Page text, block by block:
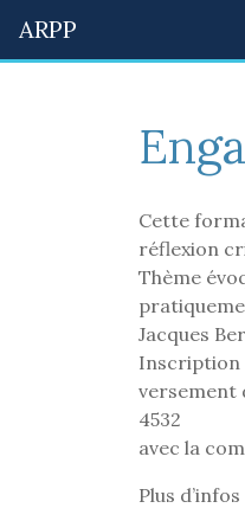
ARPP
Cette
réflexion
Thème
Jacques
Inscription
versement
4532
avec la
Plus d’infos